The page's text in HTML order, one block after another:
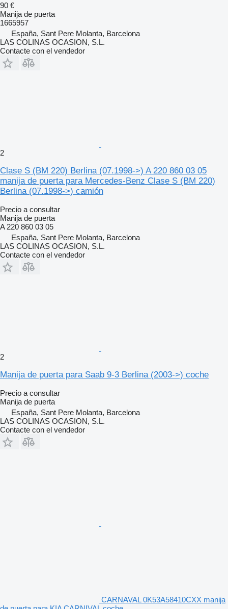
90 €
Manija de puerta
1665957
España, Sant Pere Molanta, Barcelona
LAS COLINAS OCASION, S.L.
Contacte con el vendedor
2
Clase S (BM 220) Berlina (07.1998->) A 220 860 03 05
manija de puerta para Mercedes-Benz Clase S (BM 220)
Berlina (07.1998->) camión
Precio a consultar
Manija de puerta
A 220 860 03 05
España, Sant Pere Molanta, Barcelona
LAS COLINAS OCASION, S.L.
Contacte con el vendedor
2
Manija de puerta para Saab 9-3 Berlina (2003->) coche
Precio a consultar
Manija de puerta
España, Sant Pere Molanta, Barcelona
LAS COLINAS OCASION, S.L.
Contacte con el vendedor
CARNAVAL 0K53A58410CXX manija